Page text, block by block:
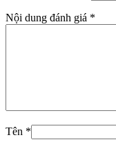
Nội dung đánh giá *
Tên *